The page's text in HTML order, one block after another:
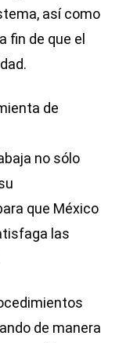
así como
fin de que el
de
no sólo
que México
las
de manera